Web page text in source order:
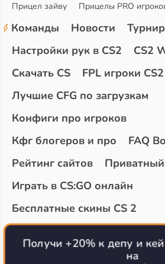
Прицел зайву
Прицелы PRO
Команды Новости
Настройки рук в CS2
CS2
Скачать CS
FPL игроки CS2
Лучшие CFG по загрузкам
Конфиги про игроков
Кфг блогеров и про
FAQ
Рейтинг сайтов
Играть в CS:GO онлайн
Бесплатные скины CS 2
Получи +20% к депу и
на